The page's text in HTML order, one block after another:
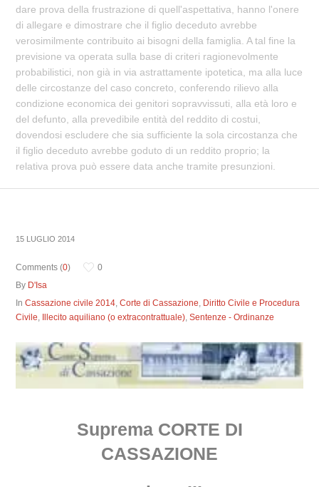
dare prova della frustrazione di quell'aspettativa, hanno l'onere
di allegare e dimostrare che il figlio deceduto avrebbe
verosimilmente contribuito ai bisogni della famiglia. A tal fine la
previsione va operata sulla base di criteri ragionevolmente
probabilistici, non già in via astrattamente ipotetica, ma alla luce
delle circostanze del caso concreto, conferendo rilievo alla
condizione economica dei genitori sopravvissuti, alla età loro e
del defunto, alla prevedibile entità del reddito di costui,
dovendosi escludere che sia sufficiente la sola circostanza che
il figlio deceduto avrebbe goduto di un reddito proprio; la
relativa prova può essere data anche tramite presunzioni.
15 LUGLIO 2014
Comments (0)
0
By D'Isa
InCassazione civile 2014,Corte di Cassazione, Diritto Civile e Procedura
Civile, Illecito aquiliano (o extracontrattuale),Sentenze - Ordinanze
Suprema CORTE DI
CASSAZIONE